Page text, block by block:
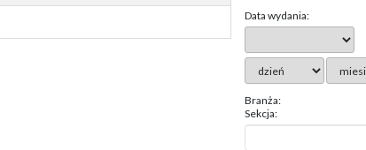
Data wydania:
Branża:
Sekcja: